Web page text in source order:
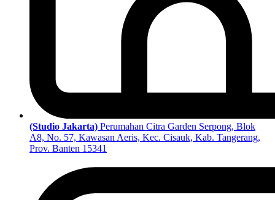
(Studio Jakarta) Perumahan Citra Garden Serpong, Blok
A8, No. 57, Kawasan Aeris, Kec. Cisauk, Kab. Tangerang,
Prov. Banten 15341